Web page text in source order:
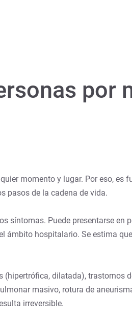
por
momento y lugar. Por eso, es
pasos de la cadena de vida.
síntomas. Puede presentarse en
ámbito hospitalario. Se estima
dilatada), trastornos
masivo, rotura de
irreversible.